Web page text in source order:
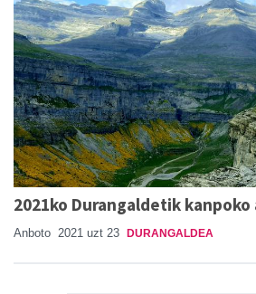
2021ko Durangaldetik kanpoko
Anboto 2021 uzt 23 DURANGALDEA